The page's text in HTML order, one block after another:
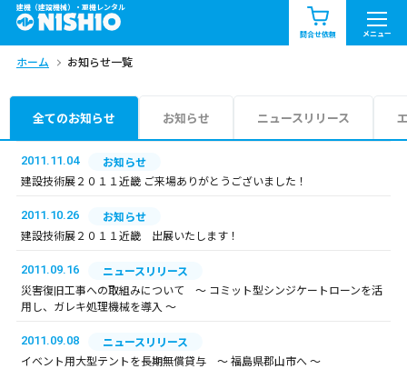
建機（建設機械）・重機レンタル
問合せ依頼 メニュー
商品一覧 お知らせ一覧
問合せ依頼リスト
エリア情報を見る
ホーム お知らせ一覧
全てのお知らせ お知らせ ニュースリリース
2011.11.04
お知らせ
建設技術展２０１１近畿 ご来場ありがとうございました！
2011.10.26
お知らせ
建設技術展２０１１近畿 出展いたします！
2011.09.16
ニュースリリース
災害復旧工事への取組みについて ～ コミット型シンジケートローンを活
用し、ガレキ処理機械を導入 ～
2011.09.08
ニュースリリース
イベント用大型テントを長期無償貸与 ～ 福島県郡山市へ ～